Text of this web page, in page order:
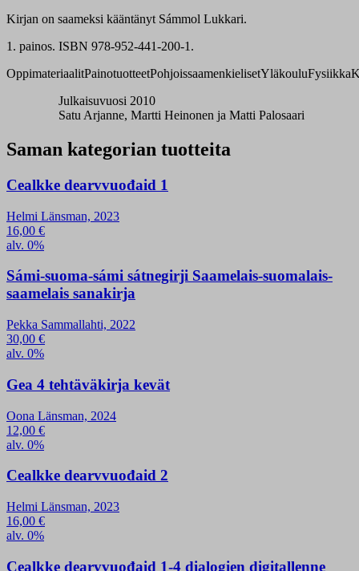
Kirjan on saameksi kääntänyt Sámmol Lukkari.
1. painos. ISBN 978-952-441-200-1.
OppimateriaalitPainotuotteetPohjoissaamenkielisetYläkouluFysiikka
Julkaisuvuosi 2010
Satu Arjanne, Martti Heinonen ja Matti Palosaari
Saman kategorian tuotteita
Cealkke dearvvuođaid 1
Helmi Länsman, 2023
16,00 €
alv. 0%
Sámi-suoma-sámi sátnegirji Saamelais-suomalais-
saamelais sanakirja
Pekka Sammallahti, 2022
30,00 €
alv. 0%
Gea 4 tehtäväkirja kevät
Oona Länsman, 2024
12,00 €
alv. 0%
Cealkke dearvvuođaid 2
Helmi Länsman, 2023
16,00 €
alv. 0%
Cealkke dearvvuođaid 1-4 dialogien digitallenne